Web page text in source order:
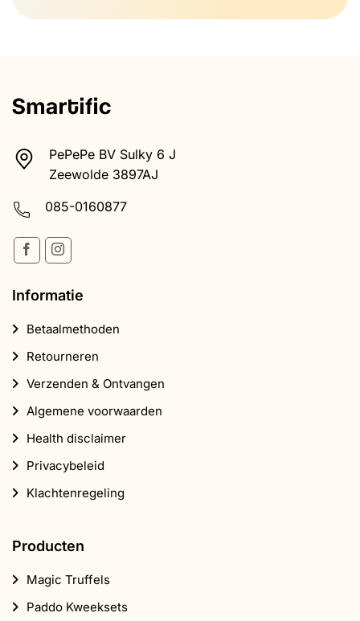
PePePe BV Sulky 6 J
Zeewolde 3897AJ
085-0160877
Informatie
Betaalmethoden
Retourneren
Verzenden & Ontvangen
Algemene voorwaarden
Health disclaimer
Privacybeleid
Klachtenregeling
Producten
Magic Truffels
Paddo Kweeksets